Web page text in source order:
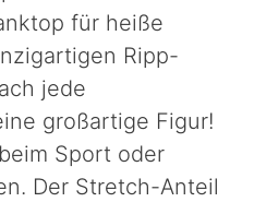
für heiße
Ripp-
jede
großartige Figur!
Sport oder
Der Stretch-Anteil